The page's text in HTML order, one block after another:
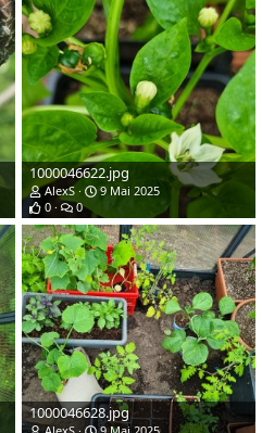
1000046622.jpg
AlexS
9 Mai 2025
0
0
1000046628.jpg